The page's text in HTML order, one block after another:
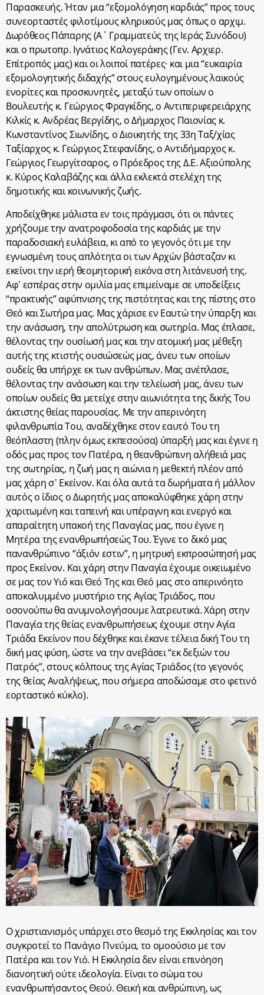
Παρασκευής. Ήταν μια “εξομολόγηση καρδιάς” προς τους
συνεορταστές φιλοτίμους κληρικούς μας όπως ο αρχιμ.
Δωρόθεος Πάπαρης (Α΄ Γραμματεύς της Ιεράς Συνόδου)
και ο πρωτοπρ. Ιγνάτιος Καλογεράκης (Γεν. Αρχιερ.
Επίτροπός μας) και οι λοιποί πατέρες· και μια “ευκαιρία
εξομολογητικής διδαχής” στους ευλογημένους λαικούς
ενορίτες και προσκυνητές, μεταξύ των οποίων ο
Βουλευτής κ. Γεώργιος Φραγκίδης, ο Αντιπεριφερειάρχης
Κιλκίς κ. Ανδρέας Βεργίδης, ο Δήμαρχος Παιονίας κ.
Κωνσταντίνος Σιωνίδης, ο Διοικητής της 33η Ταξ/χίας
Ταξίαρχος κ. Γεώργιος Στεφανίδης, ο Αντιδήμαρχος κ.
Γεώργιος Γεωργίτσαρος, ο Πρόεδρος της Δ.Ε. Αξιούπολης
κ. Κύρος Καλαβάζης και άλλα εκλεκτά στελέχη της
δημοτικής και κοινωνικής ζωής.
Αποδείχθηκε μάλιστα εν τοις πράγμασι, ότι οι πάντες
χρήζουμε την ανατροφοδοσία της καρδιάς με την
παραδοσιακή ευλάβεια, κι από το γεγονός ότι με την
εγνωσμένη τους απλότητα οι των Αρχών βάσταζαν κι
εκείνοι την ιερή θεομητορική εικόνα στη λιτάνευσή της.
Αφ᾽ εσπέρας στην ομιλία μας επιμείναμε σε υποδείξεις
“πρακτικής” αφύπνισης της πιστότητας και της πίστης στο
Θεό και Σωτήρα μας. Μας χάρισε εν Εαυτώ την ύπαρξη και
την ανάσωση, την απολύτρωση και σωτηρία. Μας έπλασε,
θέλοντας την ουσίωσή μας και την ατομική μας μέθεξη
αυτής της κτιστής ουσιώσεώς μας, άνευ των οποίων
ουδείς θα υπήρχε εκ των ανθρώπων. Μας ανέπλασε,
θέλοντας την ανάσωση και την τελείωσή μας, άνευ των
οποίων ουδείς θα μετείχε στην αιωνιότητα της δικής Του
άκτιστης θείας παρουσίας. Με την απερινόητη
φιλανθρωπία Του, αναδέχθηκε στον εαυτό Του τη
θεόπλαστη (πλην όμως εκπεσούσα) ύπαρξή μας και έγινε η
οδός μας προς τον Πατέρα, η θεανθρώπινη αλήθειά μας
της σωτηρίας, η ζωή μας η αιώνια η μεθεκτή πλέον από
μας χάρη σ᾽ Εκείνον. Και όλα αυτά τα δωρήματα ή μάλλον
αυτός ο ίδιος ο Δωρητής μας αποκαλύφθηκε χάρη στην
χαριτωμένη και ταπεινή και υπέραγνη και ενεργό και
απαραίτητη υπακοή της Παναγίας μας, που έγινε η
Μητέρα της ενανθρωπήσεώς Του. Έγινε το δικό μας
πανανθρώπινο “άξιόν εστιν”, η μητρική εκπροσώπησή μας
προς Εκείνον. Και χάρη στην Παναγία έχουμε οικειωμένο
σε μας τον Υιό και Θεό Της και Θεό μας στο απερινόητο
αποκαλυμμένο μυστήριο της Αγίας Τριάδος, που
οσονούπω θα ανυμνολογήσουμε λατρευτικά. Χάρη στην
Παναγία της θείας ενανθρωπήσεως έχουμε στην Αγία
Τριάδα Εκείνον που δέχθηκε και έκανε τέλεια δική Του τη
δική μας φύση, ώστε να την ανεβάσει “εκ δεξιών του
Πατρός”, στους κόλπους της Αγίας Τριάδος (το γεγονός
της θείας Αναλήψεως, που σήμερα αποδώσαμε στο φετινό
εορταστικό κύκλο).
Ο χριστιανισμός υπάρχει στο θεσμό της Εκκλησίας και τον
συγκροτεί το Πανάγιο Πνεύμα, το ομοούσιο με τον
Πατέρα και τον Υιό. Η Εκκλησία δεν είναι επινόηση
διανοητική ούτε ιδεολογία. Είναι το σώμα του
ενανθρωπήσαντος Θεού. Θεική και ανθρώπινη, ως